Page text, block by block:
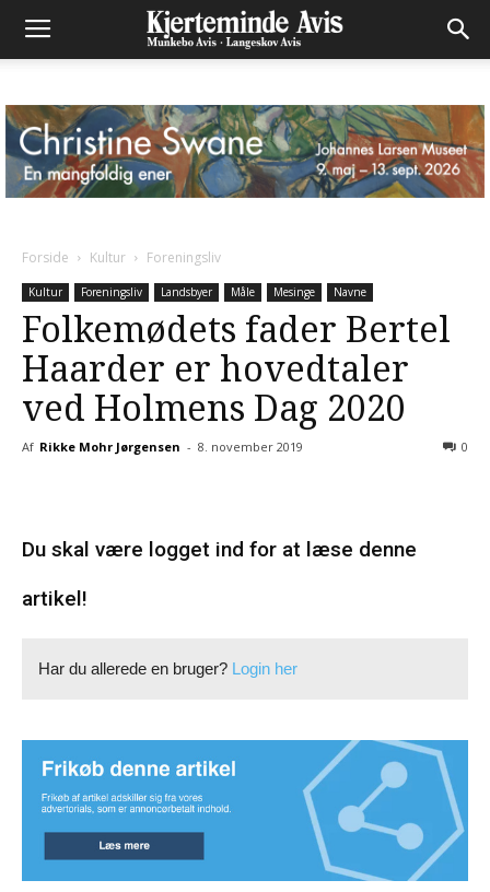
Forside Kultur Foreningsliv
Kultur Foreningsliv Landsbyer Måle Mesinge Navne
Folkemødets fader Bertel
Haarder er hovedtaler
ved Holmens Dag 2020
Af Rikke Mohr Jørgensen - 8. november 2019 0
Du skal være logget ind for at læse denne
artikel!
Har du allerede en bruger? Login her